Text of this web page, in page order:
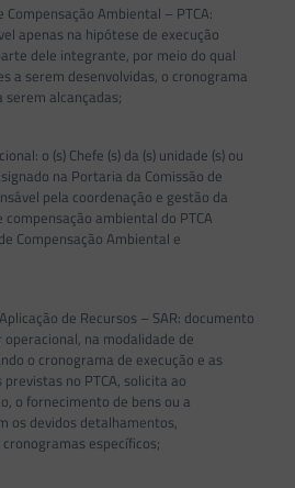
Compensação Ambiental – PTCA:
apenas na hipótese de execução
dele integrante, por meio do qual
a serem desenvolvidas, o cronograma
serem alcançadas;
o (s) Chefe (s) da (s) unidade (s) ou
na Portaria da Comissão de
pela coordenação e gestão da
ambiental do PTCA
Compensação Ambiental e
de Recursos – SAR: documento
na modalidade de
o cronograma de execução e as
no PTCA, solicita ao
o fornecimento de bens ou a
os devidos detalhamentos,
específicos;